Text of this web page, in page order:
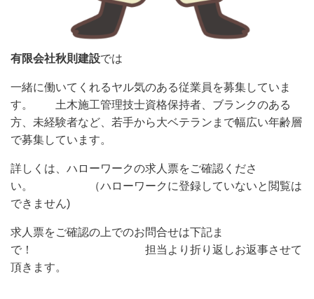
有限会社秋則建設では
一緒に働いてくれるヤル気のある従業員を募集していま
す。 土木施工管理技士資格保持者、ブランクのある
方、未経験者など、若手から大ベテランまで幅広い年齢層
で募集しています。
詳しくは、ハローワークの求人票をご確認くださ
い。 （ハローワークに登録していないと閲覧は
できません)
求人票をご確認の上でのお問合せは下記ま
で！ 担当より折り返しお返事させて
頂きます。